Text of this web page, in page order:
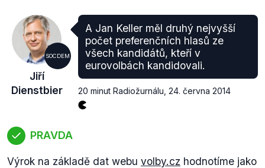
SOCDEM
Jiří
Dienstbier
A Jan Keller měl druhý nejvyšší
počet preferenčních hlasů ze
všech kandidátů, kteří v
eurovolbách kandidovali.
20 minut Radiožurnálu 24. června 2014
PRAVDA
Výrok na základě dat webu volby.cz hodnotíme jako